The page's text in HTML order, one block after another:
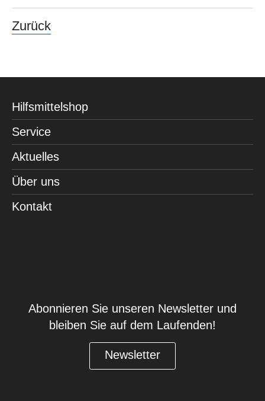
Zurück
Hilfsmittelshop
Service
Aktuelles
Über uns
Kontakt
Abonnieren Sie unseren Newsletter und
bleiben Sie auf dem Laufenden!
Newsletter